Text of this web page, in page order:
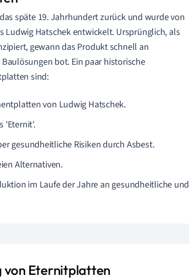
späte 19. Jahrhundert zurück und wurde von
Ludwig Hatschek entwickelt. Ursprünglich, als
gewann das Produkt schnell an
bot. Ein paar historische
sind:
von Ludwig Hatschek.
'Eternit'.
gesundheitliche Risiken durch Asbest.
Alternativen.
im Laufe der Jahre an gesundheitliche und
von Eternitplatten